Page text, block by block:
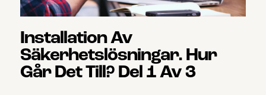
Installation Av
Säkerhetslösningar. Hur
Går Det Till? Del 1 Av 3